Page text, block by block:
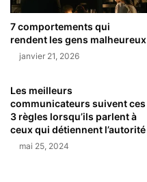
7 comportements qui
rendent les gens malheureux
janvier 21, 2026
Les meilleurs
communicateurs suivent ces
3 règles lorsqu’ils parlent à
ceux qui détiennent l’autorité
mai 25, 2024